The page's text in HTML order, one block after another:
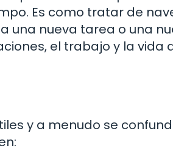
Es como tratar de
una nueva tarea o una
el trabajo y la vida
y a menudo se